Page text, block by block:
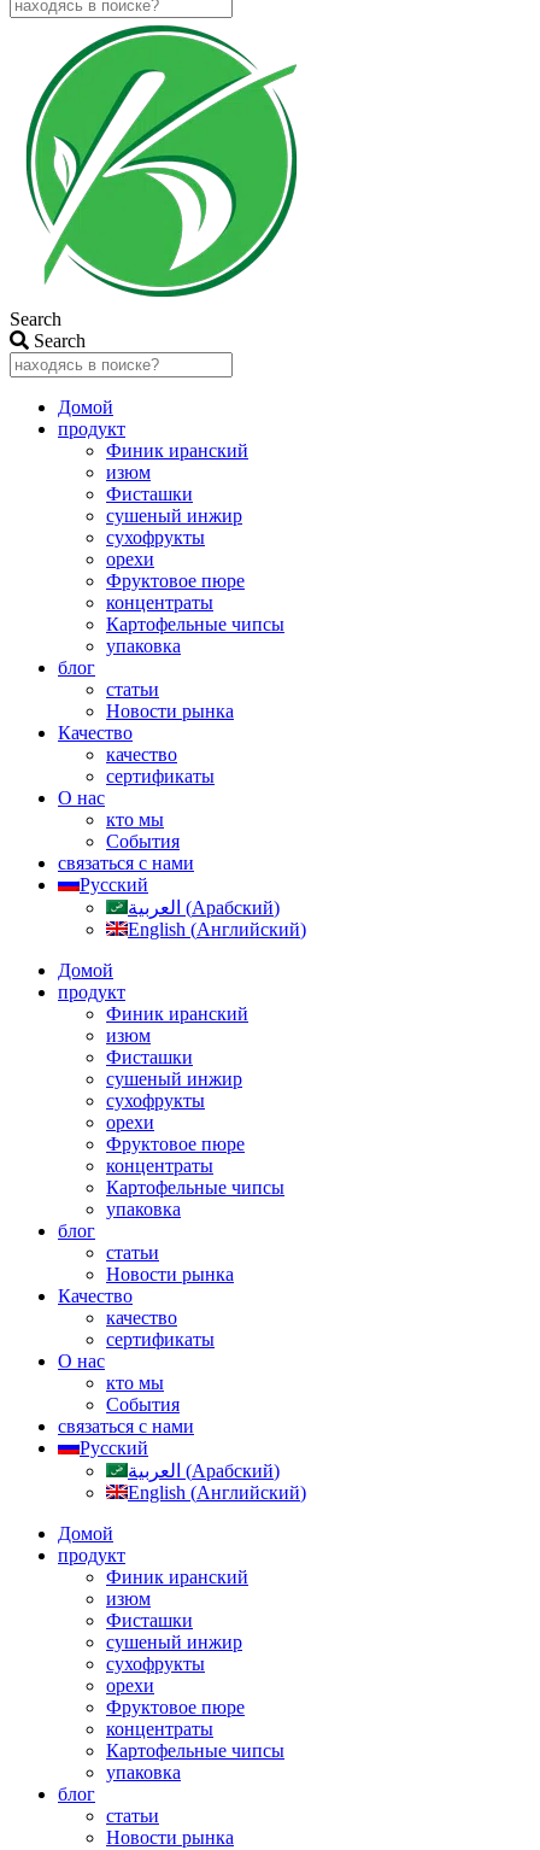
Search
Search
Домой
продукт
Финик иранский
изюм
Фисташки
сушеный инжир
сухофрукты
орехи
Фруктовое пюре
концентраты
Картофельные чипсы
упаковка
блог
статьи
Новости рынка
Качество
качество
сертификаты
О нас
кто мы
События
связаться с нами
Русский
العربية (Арабский)
English (Английский)
Домой
продукт
Финик иранский
изюм
Фисташки
сушеный инжир
сухофрукты
орехи
Фруктовое пюре
концентраты
Картофельные чипсы
упаковка
блог
статьи
Новости рынка
Качество
качество
сертификаты
О нас
кто мы
События
связаться с нами
Русский
العربية (Арабский)
English (Английский)
Домой
продукт
Финик иранский
изюм
Фисташки
сушеный инжир
сухофрукты
орехи
Фруктовое пюре
концентраты
Картофельные чипсы
упаковка
блог
статьи
Новости рынка